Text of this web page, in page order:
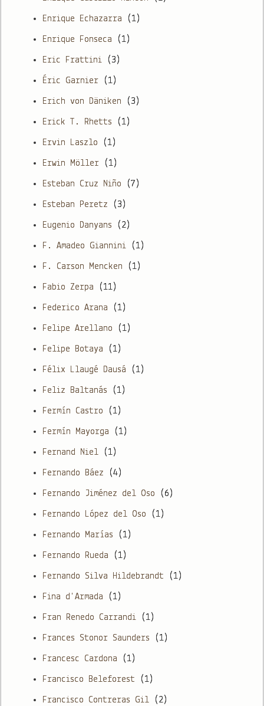
Enrique Echazarra (1)
Enrique Fonseca (1)
Eric Frattini (3)
Éric Garnier (1)
Erich von Däniken (3)
Erick T. Rhetts (1)
Ervin Laszlo (1)
Erwin Möller (1)
Esteban Cruz Niño (7)
Esteban Peretz (3)
Eugenio Danyans (2)
F. Amadeo Giannini (1)
F. Carson Mencken (1)
Fabio Zerpa (11)
Federico Arana (1)
Felipe Arellano (1)
Felipe Botaya (1)
Félix Llaugé Dausá (1)
Feliz Baltanás (1)
Fermín Castro (1)
Fermín Mayorga (1)
Fernand Niel (1)
Fernando Báez (4)
Fernando Jiménez del Oso (6)
Fernando López del Oso (1)
Fernando Marías (1)
Fernando Rueda (1)
Fernando Silva Hildebrandt (1)
Fina d'Armada (1)
Fran Renedo Carrandi (1)
Frances Stonor Saunders (1)
Francesc Cardona (1)
Francisco Beleforest (1)
Francisco Contreras Gil (2)